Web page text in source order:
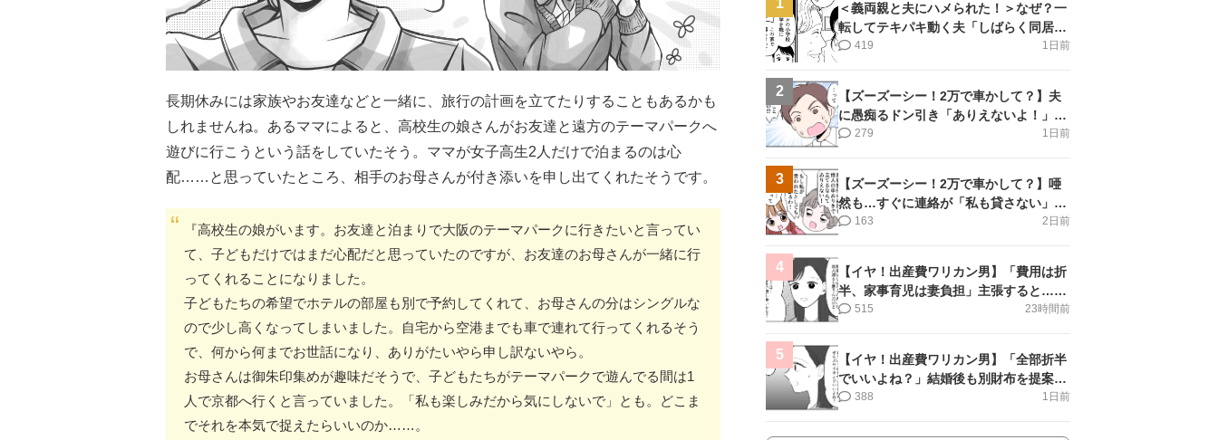
長期休みには家族やお友達などと一緒に、旅行の計画を立てたりすることもあるかも
しれませんね。あるママによると、高校生の娘さんがお友達と遠方のテーマパークへ
遊びに行こうという話をしていたそう。ママが女子高生2人だけで泊まるのは心
配……と思っていたところ、相手のお母さんが付き添いを申し出てくれたそうです。
『高校生の娘がいます。お友達と泊まりで大阪のテーマパークに行きたいと言ってい
て、子どもだけではまだ心配だと思っていたのですが、お友達のお母さんが一緒に行
ってくれることになりました。
子どもたちの希望でホテルの部屋も別で予約してくれて、お母さんの分はシングルな
ので少し高くなってしまいました。自宅から空港までも車で連れて行ってくれるそう
で、何から何までお世話になり、ありがたいやら申し訳ないやら。
お母さんは御朱印集めが趣味だそうで、子どもたちがテーマパークで遊んでる間は1
人で京都へ行くと言っていました。「私も楽しみだから気にしないで」とも。どこま
でそれを本気で捉えたらいいのか……。
＜義両親と夫にハメられた！＞なぜ？一
転してテキパキ動く夫「しばらく同居」
提案され【第4話まんが】
1日前
419
2
【ズーズーシー！2万で車かして？】夫
に愚痴るドン引き「ありえないよ！」＜
第16話＞#4コマ母道場
1日前
279
3
【ズーズーシー！2万で車かして？】唖
然も…すぐに連絡が「私も貸さない」＜
第15話＞#4コマ母道場
2日前
163
4
【イヤ！出産費ワリカン男】「費用は折
半、家事育児は妻負担」主張すると…＜
第11話＞#4コマ母道場
23時間前
515
5
【イヤ！出産費ワリカン男】「全部折半
でいいよね？」結婚後も別財布を提案＜
第10話＞#4コマ母道場
1日前
388